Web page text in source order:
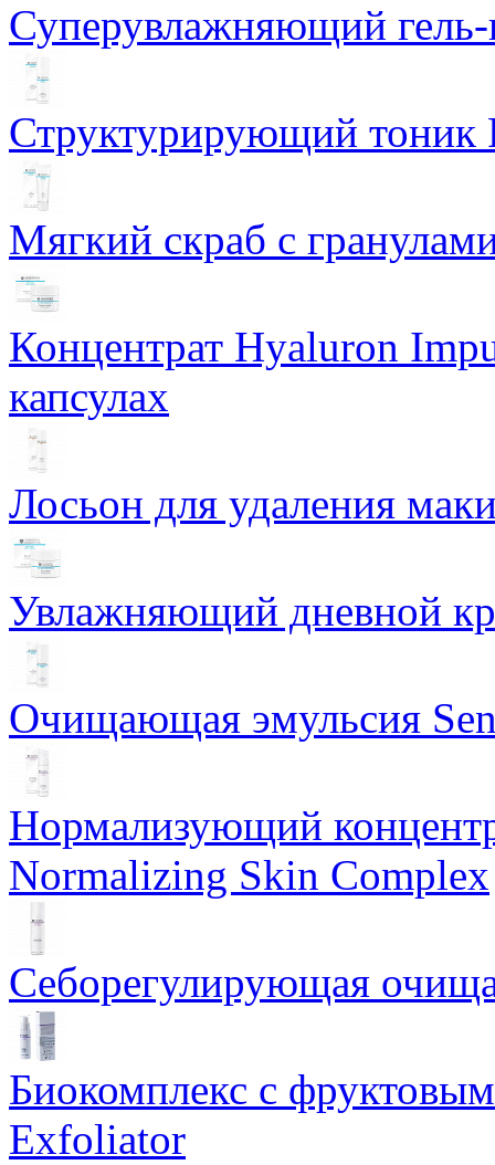
Суперувлажняющий
Структурирующий тоник
Мягкий скраб с
Концентрат Hyaluron
капсулах
Лосьон для удаления
Увлажняющий дневной
Очищающая эмульсия
Нормализующий
Normalizing Skin Complex
Себорегулирующая
Биокомплекс с
Exfoliator